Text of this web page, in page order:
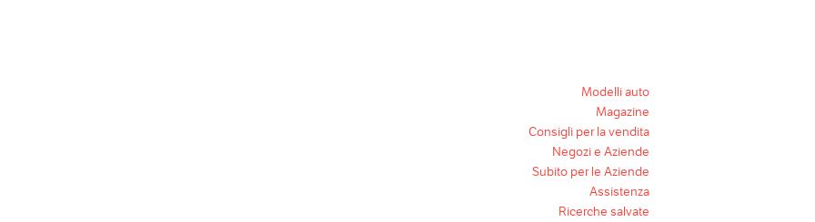
Modelli auto
Magazine
Consigli per la vendita
Negozi e Aziende
Subito per le Aziende
Assistenza
Ricerche salvate